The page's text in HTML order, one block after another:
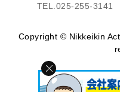
TEL.025-255-3141
Copyright © Nikkeikin